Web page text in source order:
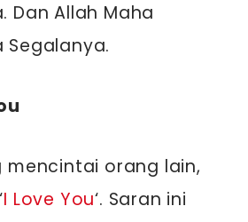
Dan Allah Maha
Segalanya.
mencintai orang lain,
I Love You‘. Saran ini